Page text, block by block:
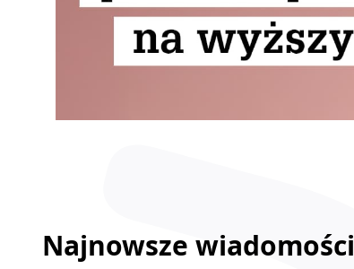
Najnowsze wiadomości